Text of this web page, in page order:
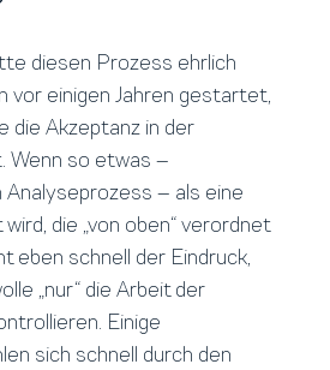
diesen Prozess ehrlich
vor einigen Jahren gestartet,
die Akzeptanz in der
so etwas –
Analyseprozess – als eine
die „von oben“ verordnet
eben schnell der Eindruck,
„nur“ die Arbeit der
Einige
sich schnell durch den